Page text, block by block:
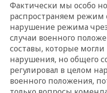
Фактически мы особо
распространяем режим
нарушение режима
случаи военного
составы, которые
нарушения, но общего
регулировал в целом
военного положения,